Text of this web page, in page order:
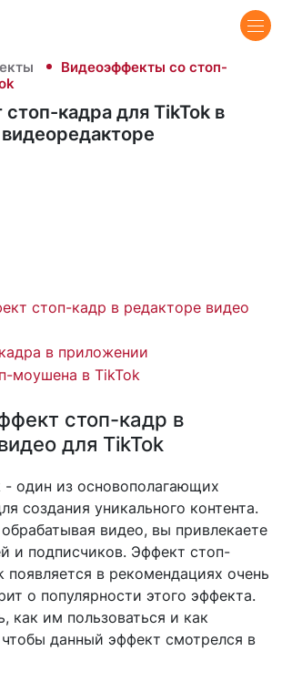
Видеоэффекты со стоп-
кадра для TikTok в
видеоредакторе
стоп-кадр в редакторе видео
в приложении
моушена в TikTok
стоп-кадр в
для TikTok
один из основополагающих
создания уникального контента.
видео, вы привлекаете
и подписчиков. Эффект стоп-
появляется в рекомендациях очень
о популярности этого эффекта.
как им пользоваться и как
данный эффект смотрелся в